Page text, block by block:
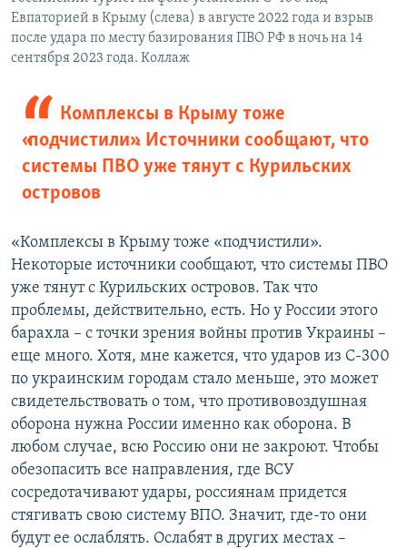
Евпаторией в Крыму (слева) в августе 2022 года и взрыв
после удара по месту базирования ПВО РФ в ночь на 14
сентября 2023 года. Коллаж
Комплексы в Крыму тоже
«подчистили». Источники сообщают, что
системы ПВО уже тянут с Курильских
островов
«Комплексы в Крыму тоже «подчистили».
Некоторые источники сообщают, что системы ПВО
уже тянут с Курильских островов. Так что
проблемы, действительно, есть. Но у России этого
барахла – с точки зрения войны против Украины –
еще много. Хотя, мне кажется, что ударов из С-300
по украинским городам стало меньше, это может
свидетельствовать о том, что противовоздушная
оборона нужна России именно как оборона. В
любом случае, всю Россию они не закроют. Чтобы
обезопасить все направления, где ВСУ
сосредотачивают удары, россиянам придется
стягивать свою систему ВПО. Значит, где-то они
будут ее ослаблять. Ослабят в других местах –